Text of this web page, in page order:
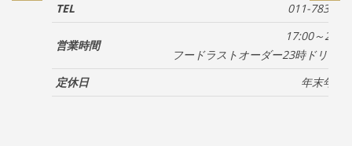
TEL
011-783-
営業時間
17:00～24：
フードラストオーダー23時ドリン
定休日
年末年始